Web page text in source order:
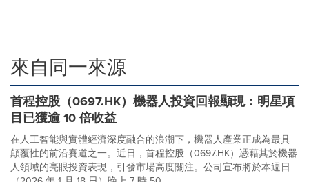
來自同一來源
首程控股（0697.HK）機器人投資回報顯現：明星項
目已獲逾 10 倍收益
在人工智能與實體經濟深度融合的浪潮下，機器人產業正成為最具
顛覆性的前沿賽道之一。近日，首程控股（0697.HK）憑藉其於機器
人領域的亮眼投資表現，引發市場高度關注。公司宣布將於本週日